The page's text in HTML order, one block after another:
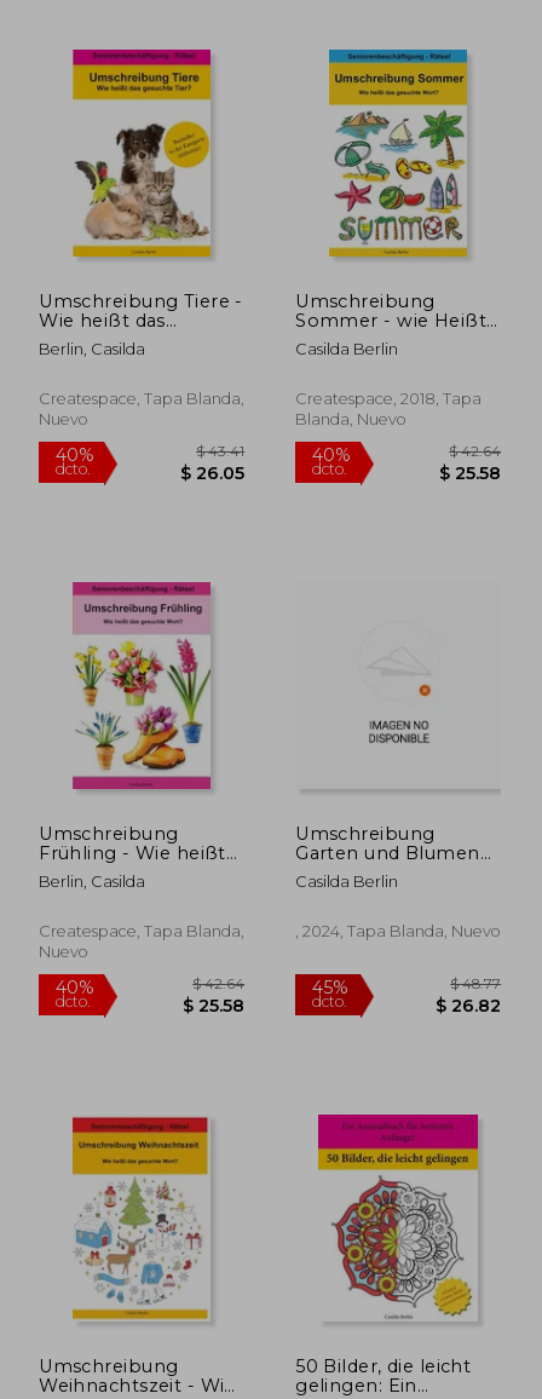
40%
dcto. $ 25.99
Umschreibung Tiere -
Wie heißt das
gesuchte Tier?:
Seniorenbeschäftigung
Berlin, Casilda
Createspace, Tapa Blanda,
Nuevo
40%
dcto.
Umschreibung
Sommer - wie Heißt
das Gesuchte Wort?
Seniorenbeschäftigung
Casilda Berlin
Createspace, 2018, Tapa
Blanda, Nuevo
40%
dcto.
Umschreibung
Frühling - Wie heißt
das gesuchte Wort?:
Seniorenbeschäftigung
Berlin, Casilda
Createspace, Tapa Blanda,
Nuevo
Umschreibung
Garten und Blumen
(en Alemán)
Casilda Berlin
, 2024, Tapa Blanda, Nuevo
Umschreibung
Weihnachtszeit - Wie
50 Bilder, die leicht
gelingen: Ein